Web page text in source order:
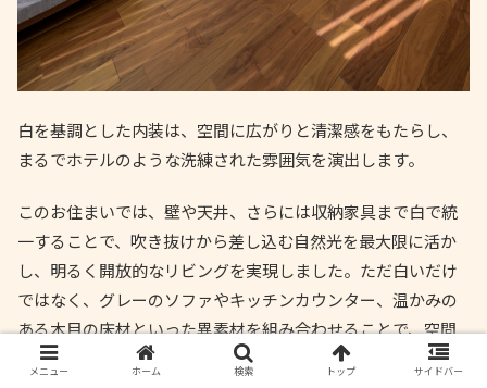
白を基調とした内装は、空間に広がりと清潔感をもたらし、
まるでホテルのような洗練された雰囲気を演出します。
このお住まいでは、壁や天井、さらには収納家具まで白で統
一することで、吹き抜けから差し込む自然光を最大限に活か
し、明るく開放的なリビングを実現しました。ただ白いだけ
ではなく、グレーのソファやキッチンカウンター、温かみの
ある木目の床材といった異素材を組み合わせることで、空間
に深みと上品さを加えています。
メニュー ホーム 検索 トップ サイドバー